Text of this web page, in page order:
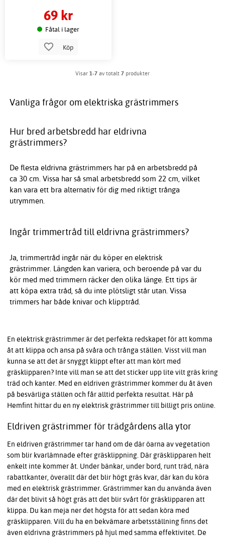
69 kr
Fåtal i lager
Köp
Visar 1-7 av totalt 7 produkter
Vanliga frågor om elektriska grästrimmers
Hur bred arbetsbredd har eldrivna
grästrimmers?
De flesta eldrivna grästrimmers har på en arbetsbredd på
ca 30 cm. Vissa har så smal arbetsbredd som 22 cm, vilket
kan vara ett bra alternativ för dig med riktigt trånga
utrymmen.
Ingår trimmertråd till eldrivna grästrimmers?
Ja, trimmertråd ingår när du köper en elektrisk
grästrimmer. Längden kan variera, och beroende på var du
kör med med trimmern räcker den olika länge. Ett tips är
att köpa extra tråd, så du inte plötsligt står utan. Vissa
trimmers har både knivar och klipptråd.
En elektrisk grästrimmer är det perfekta redskapet för att komma
åt att klippa och ansa på svåra och trånga ställen. Visst vill man
kunna se att det är snyggt klippt efter att man kört med
gräsklipparen? Inte vill man se att det sticker upp lite vilt gräs kring
träd och kanter. Med en eldriven grästrimmer kommer du åt även
på besvärliga ställen och får alltid perfekta resultat. Här på
Hemfint hittar du en ny elektrisk grästrimmer till billigt pris online.
Eldriven grästrimmer för trädgårdens alla ytor
En eldriven grästrimmer tar hand om de där öarna av vegetation
som blir kvarlämnade efter gräsklippning. Där gräsklipparen helt
enkelt inte kommer åt. Under bänkar, under bord, runt träd, nära
rabattkanter, överallt där det blir högt gräs kvar, där kan du köra
med en elektrisk grästrimmer. Grästrimmer kan du använda även
där det blivit så högt gräs att det blir svårt för gräsklipparen att
klippa. Du kan meja ner det högsta för att sedan köra med
gräsklipparen. Vill du ha en bekvämare arbetsställning finns det
även eldrivna grästrimmers på hjul med samma effektivitet. De